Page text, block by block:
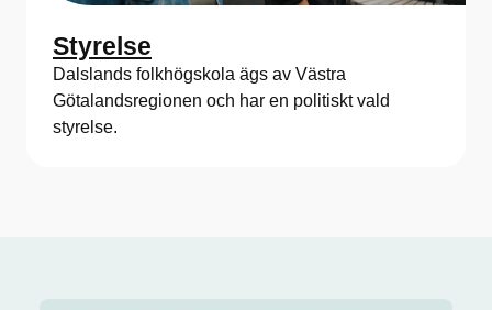
Styrelse
Dalslands folkhögskola ägs av Västra
Götalandsregionen och har en politiskt vald
styrelse.